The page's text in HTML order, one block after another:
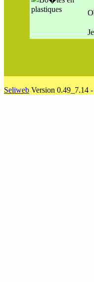
Seliweb Version 0.49_7.14 -